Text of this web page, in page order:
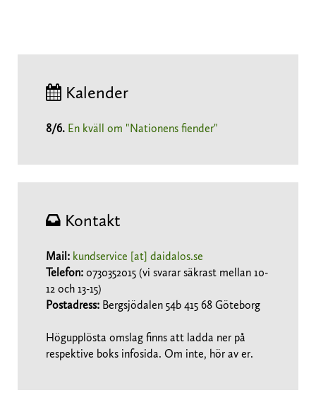
Kalender
8/6. En kväll om "Nationens fiender"
Kontakt
Mail: kundservice [at] daidalos.se
Telefon: 0730352015 (vi svarar säkrast mellan 10-
12 och 13-15)
Postadress: Bergsjödalen 54b 415 68 Göteborg
Högupplösta omslag finns att ladda ner på
respektive boks infosida. Om inte, hör av er.